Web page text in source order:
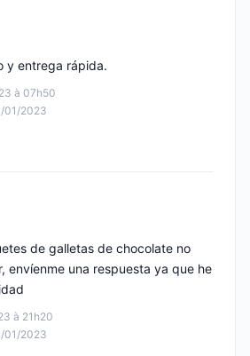
à 07h50
01/2023
y entrega rápida.
à 21h20
01/2023
de galletas de chocolate no
envíenme una respuesta ya que he